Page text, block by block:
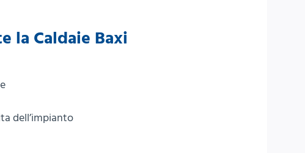
la Caldaie Baxi
dell’impianto